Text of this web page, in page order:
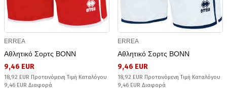
ERREA
Αθλητικό Σορτς BONN
9,46 EUR
18,92 EUR Προτεινόμενη Τιμή Καταλόγου
9,46 EUR Διαφορά
ERREA
Αθλητικό Σορτς BONN
9,46 EUR
18,92 EUR Προτεινόμενη Τιμή Καταλόγου
9,46 EUR Διαφορά